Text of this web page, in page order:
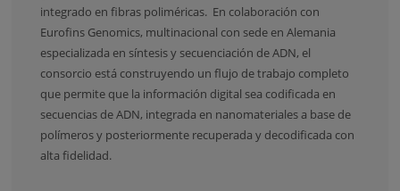
integrado en fibras poliméricas. En colaboración con
Eurofins Genomics, multinacional con sede en Alemania
especializada en síntesis y secuenciación de ADN, el
consorcio está construyendo un flujo de trabajo completo
que permite que la información digital sea codificada en
secuencias de ADN, integrada en nanomateriales a base de
polímeros y posteriormente recuperada y decodificada con
alta fidelidad.